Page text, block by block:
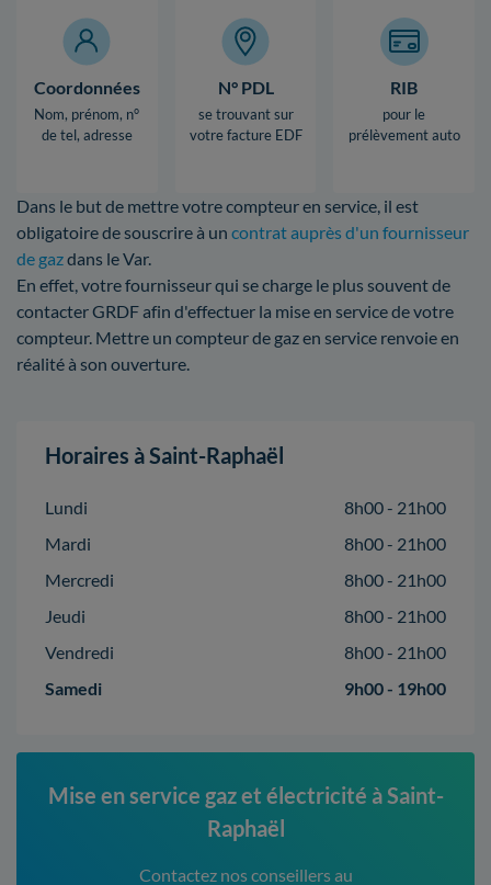
Coordonnées
Nom, prénom, n°
de tel, adresse
N° PDL
se trouvant sur
votre facture EDF
RIB
pour le
prélèvement auto
Dans le but de mettre votre compteur en service, il est
obligatoire de souscrire à un contrat auprès d'un fournisseur
de gazdans le Var.
En effet, votre fournisseur qui se charge le plus souvent de
contacter GRDF afin d'effectuer la mise en service de votre
compteur. Mettre un compteur de gaz en service renvoie en
réalité à son ouverture.
Horaires à Saint-Raphaël
Lundi
8h00 - 21h00
Mardi
8h00 - 21h00
Mercredi
8h00 - 21h00
Jeudi
8h00 - 21h00
Vendredi
8h00 - 21h00
Samedi
9h00 - 19h00
Mise en service gaz et électricité à Saint-
Raphaël
Contactez nos conseillers au